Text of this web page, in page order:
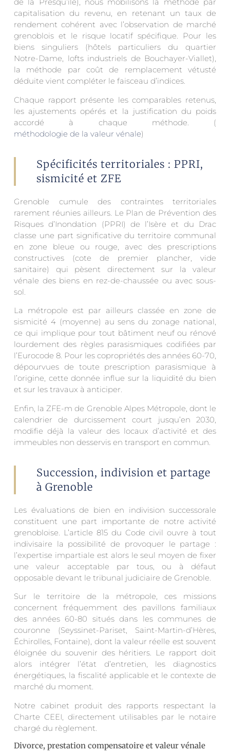
capitalisation du revenu, en retenant un taux de
rendement cohérent avec l’observation de marché
grenoblois et le risque locatif spécifique. Pour les
biens singuliers (hôtels particuliers du quartier
Notre-Dame, lofts industriels de Bouchayer-Viallet),
la méthode par coût de remplacement vétusté
déduite vient compléter le faisceau d’indices.
Chaque rapport présente les comparables retenus,
les ajustements opérés et la justification du poids
accordé à chaque méthode. (
méthodologie de la valeur vénale)
Spécificités territoriales : PPRI,
sismicité et ZFE
Grenoble cumule des contraintes territoriales
rarement réunies ailleurs. Le Plan de Prévention des
Risques d’Inondation (PPRI) de l’Isère et du Drac
classe une part significative du territoire communal
en zone bleue ou rouge, avec des prescriptions
constructives (cote de premier plancher, vide
sanitaire) qui pèsent directement sur la valeur
vénale des biens en rez-de-chaussée ou avec sous-
sol.
La métropole est par ailleurs classée en zone de
sismicité 4 (moyenne) au sens du zonage national,
ce qui implique pour tout bâtiment neuf ou rénové
lourdement des règles parasismiques codifiées par
l’Eurocode 8. Pour les copropriétés des années 60-70,
dépourvues de toute prescription parasismique à
l’origine, cette donnée influe sur la liquidité du bien
et sur les travaux à anticiper.
Enfin, la ZFE-m de Grenoble Alpes Métropole, dont le
calendrier de durcissement court jusqu’en 2030,
modifie déjà la valeur des locaux d’activité et des
immeubles non desservis en transport en commun.
Succession, indivision et partage
à Grenoble
Les évaluations de bien en indivision successorale
constituent une part importante de notre activité
grenobloise. L’article 815 du Code civil ouvre à tout
indivisaire la possibilité de provoquer le partage :
l’expertise impartiale est alors le seul moyen de fixer
une valeur acceptable par tous, ou à défaut
opposable devant le tribunal judiciaire de Grenoble.
Sur le territoire de la métropole, ces missions
concernent fréquemment des pavillons familiaux
des années 60-80 situés dans les communes de
couronne (Seyssinet-Pariset, Saint-Martin-d’Hères,
Échirolles, Fontaine), dont la valeur réelle est souvent
éloignée du souvenir des héritiers. Le rapport doit
alors intégrer l’état d’entretien, les diagnostics
énergétiques, la fiscalité applicable et le contexte de
marché du moment.
Notre cabinet produit des rapports respectant la
Charte CEEI, directement utilisables par le notaire
chargé du règlement.
Divorce, prestation compensatoire et valeur vénale